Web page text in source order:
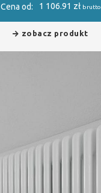
Cena od: 1 106.91 zł brutto
zobacz produkt